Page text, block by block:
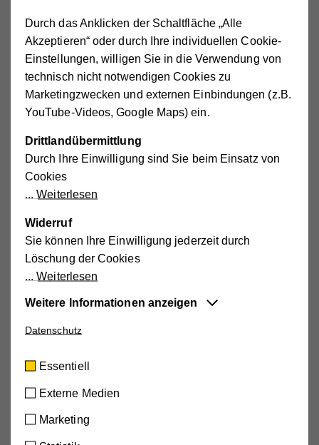
Externe Medien aktivieren.
Durch das Anklicken der Schaltfläche „Alle
Akzeptieren“ oder durch Ihre individuellen Cookie-
Einstellungen, willigen Sie in die Verwendung von
technisch nicht notwendigen Cookies zu
Marketingzwecken und externen Einbindungen (z.B.
YouTube-Videos, Google Maps) ein.
Drittlandübermittlung
Durch Ihre Einwilligung sind Sie beim Einsatz von
Cookies
Weiterlesen
Widerruf
Sie können Ihre Einwilligung jederzeit durch
Löschung der Cookies
Weiterlesen
Essentiell
zugrundeliegenden Vorgänge wichtig und
unterstützen wichtige Funktionen wie den
sicherzustellen, dass sie so funktioniert wie von
Ihnen erwartet.
Weitere Informationen anzeigen
Datenschutz
Essentiell
Externe Medien
Marketing